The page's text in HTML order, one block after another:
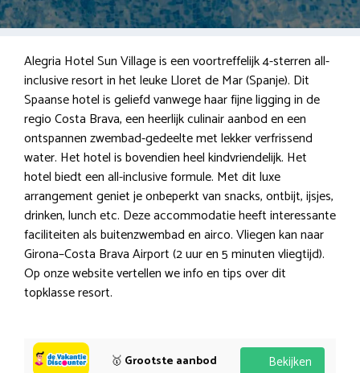
Alegria Hotel Sun Village is een voortreffelijk 4-sterren all-
inclusive resort in het leuke Lloret de Mar (Spanje). Dit
Spaanse hotel is geliefd vanwege haar fijne ligging in de
regio Costa Brava, een heerlijk culinair aanbod en een
ontspannen zwembad-gedeelte met lekker verfrissend
water. Het hotel is bovendien heel kindvriendelijk. Het
hotel biedt een all-inclusive formule. Met dit luxe
arrangement geniet je onbeperkt van snacks, ontbijt, ijsjes,
drinken, lunch etc. Deze accommodatie heeft interessante
faciliteiten als buitenzwembad en airco. Vliegen kan naar
Girona–Costa Brava Airport (2 uur en 5 minuten vliegtijd).
Op onze website vertellen we info en tips over dit
topklasse resort.
🥇 Grootste aanbod Bekijken